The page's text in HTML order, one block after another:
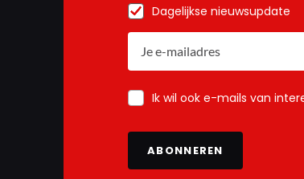
Dagelijkse nieuwsupdate
Ik wil ook e-mails van
ABONNEREN